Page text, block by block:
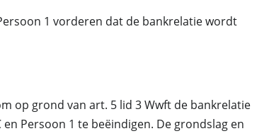
1 vorderen dat de bankrelatie wordt
op grond van art. 5 lid 3 Wwft de bankrelatie
Persoon 1 te beëindigen. De grondslag en